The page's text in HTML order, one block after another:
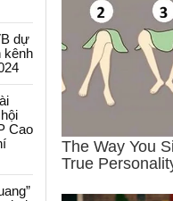
dự
kênh
Cao